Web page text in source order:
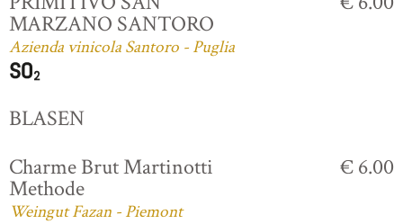
MARZANO SANTORO
Azienda vinicola Santoro - Puglia
BLASEN
Charme Brut Martinotti
Methode
Weingut Fazan - Piemont
€ 6.00